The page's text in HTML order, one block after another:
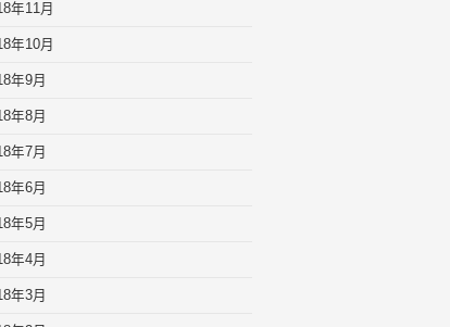
年11月
年10月
年9月
年8月
年7月
年6月
年5月
年4月
年3月